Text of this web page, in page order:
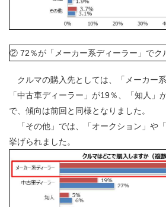
② 72％が「メーカー系ディーラー」でク
クルマの購入先としては、「メーカー系
「中古車ディーラー」が19％、「知人」
で、傾向は前回と同様となりました。
「その他」では、「オークション」や
挙げられました。